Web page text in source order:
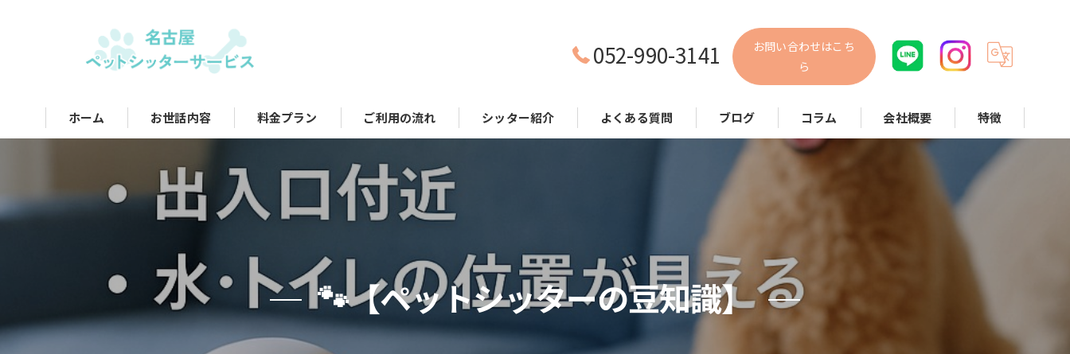
052-990-3141
お問い合わせはこち
ら
ホーム お世話内容 料金プラン ご利用の流れ シッター紹介 よくある質問 ブログ コラム 会社概要 特徴
犬
散歩代行
お世話
🐾【ペットシッターの豆知識】